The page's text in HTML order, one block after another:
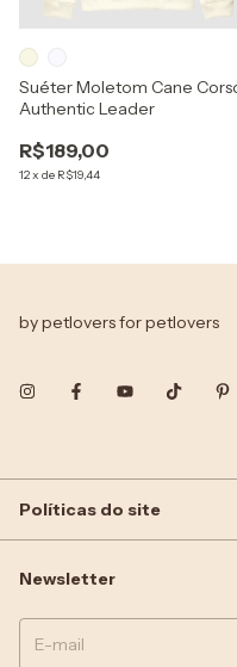
Suéter Moletom Cane
Authentic Leader
R$189,00
12x de R$19,44
by petlovers for petlovers
Políticas do site
Newsletter